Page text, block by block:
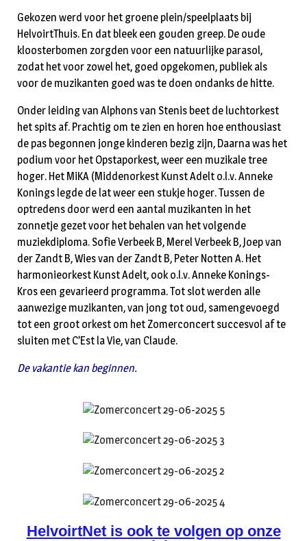
Gekozen werd voor het groene plein/speelplaats bij
HelvoirtThuis. En dat bleek een gouden greep. De oude
kloosterbomen zorgden voor een natuurlijke parasol,
zodat het voor zowel het, goed opgekomen, publiek als
voor de muzikanten goed was te doen ondanks de hitte.
Onder leiding van Alphons van Stenis beet de luchtorkest
het spits af. Prachtig om te zien en horen hoe enthousiast
de pas begonnen jonge kinderen bezig zijn, Daarna was het
podium voor het Opstaporkest, weer een muzikale tree
hoger. Het MiKA (Middenorkest Kunst Adelt o.l.v. Anneke
Konings legde de lat weer een stukje hoger. Tussen de
optredens door werd een aantal muzikanten in het
zonnetje gezet voor het behalen van het volgende
muziekdiploma. Sofie Verbeek B, Merel Verbeek B, Joep van
der Zandt B, Wies van der Zandt B, Peter Notten A. Het
harmonieorkest Kunst Adelt, ook o.l.v. Anneke Konings-
Kros een gevarieerd programma. Tot slot werden alle
aanwezige muzikanten, van jong tot oud, samengevoegd
tot een groot orkest om het Zomerconcert succesvol af te
sluiten met C’Est la Vie, van Claude.
De vakantie kan beginnen.
HelvoirtNet is ook te volgen op onze